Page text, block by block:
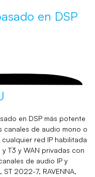
en DSP
en DSP más potente
canales de audio mono o
red IP habilitada
T3 y WAN privadas con
de audio IP y
ST 2022-7, RAVENNA,